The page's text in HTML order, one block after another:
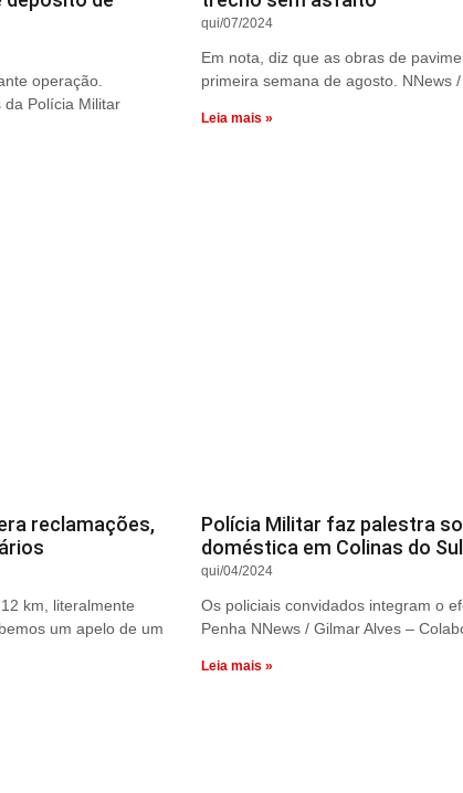
operação.
da Polícia Militar
qui/07/2024
Em nota, diz que as obras de
primeira semana de agosto. NNews
Leia mais »
reclamações,
km, literalmente
um apelo de um
Polícia Militar faz palestra
doméstica em Colinas do Sul
qui/04/2024
Os policiais convidados integram o
Penha NNews / Gilmar Alves –
Leia mais »